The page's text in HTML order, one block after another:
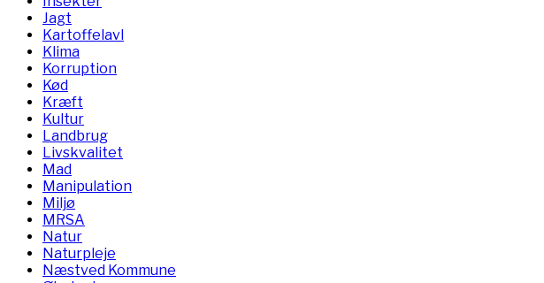
Jagt
Kartoffelavl
Klima
Korruption
Kød
Kræft
Kultur
Landbrug
Livskvalitet
Mad
Manipulation
Miljø
MRSA
Natur
Naturpleje
Næstved Kommune